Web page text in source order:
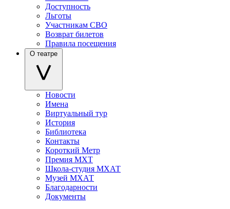
Доступность
Льготы
Участникам СВО
Возврат билетов
Правила посещения
О театре
Новости
Имена
Виртуальный тур
История
Библиотека
Контакты
Короткий Метр
Премия МХТ
Школа-студия МХАТ
Музей МХАТ
Благодарности
Документы